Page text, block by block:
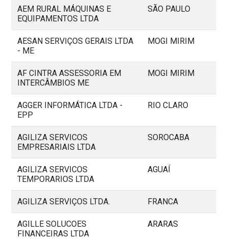
AEM RURAL MÁQUINAS E
EQUIPAMENTOS LTDA
SÃO PAULO
AESAN SERVIÇOS GERAIS LTDA
- ME
MOGI MIRIM
AF CINTRA ASSESSORIA EM
INTERCÂMBIOS ME
MOGI MIRIM
AGGER INFORMÁTICA LTDA -
EPP
RIO CLARO
AGILIZA SERVICOS
EMPRESARIAIS LTDA
SOROCABA
AGILIZA SERVICOS
TEMPORARIOS LTDA
AGUAÍ
AGILIZA SERVIÇOS LTDA. FRANCA
AGILLE SOLUCOES
FINANCEIRAS LTDA
ARARAS